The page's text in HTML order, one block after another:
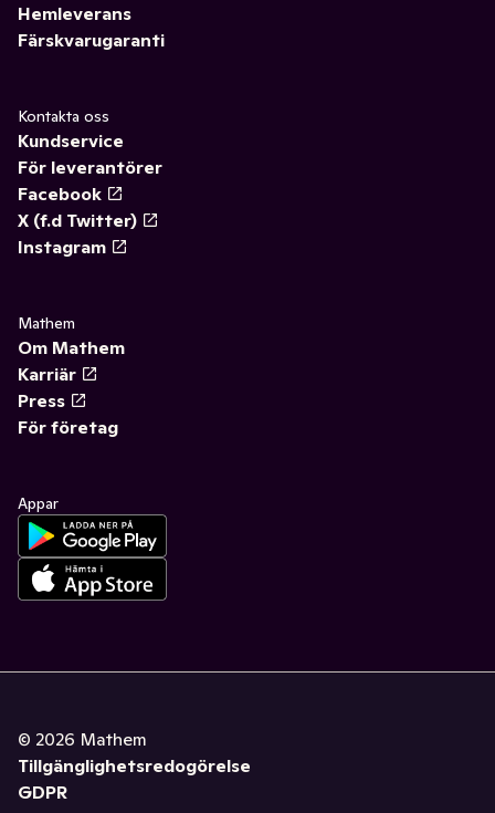
Hemleverans
Färskvarugaranti
Kontakta oss
Kundservice
För leverantörer
Facebook
X (f.d Twitter)
Instagram
Mathem
Om Mathem
Karriär
Press
För företag
Appar
© 2026 Mathem
Tillgänglighetsredogörelse
GDPR